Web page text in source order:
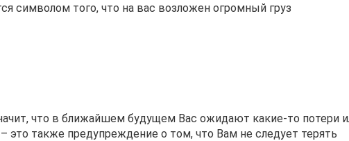
символом того, что на вас возложен огромный груз
что в ближайшем будущем Вас ожидают какие-то потери
это также предупреждение о том, что Вам не следует терять